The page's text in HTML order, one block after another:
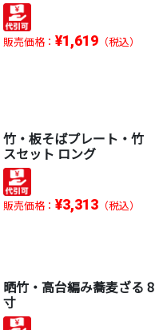
販売価格：¥1,619 （税込）
竹・板そばプレート・竹
スセット ロング
販売価格：¥3,313 （税込）
晒竹・高台編み蕎麦ざる 8
寸